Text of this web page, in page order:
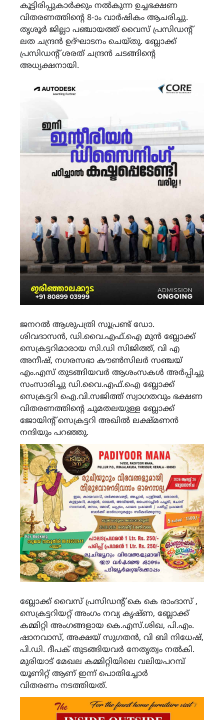
കൂട്ടിരിപ്പുകാർക്കും നൽകുന്ന ഉച്ചഭക്ഷണ
വിതരണത്തിന്റെ 8-ാം വാർഷികം ആചരിച്ചു.
തൃശൂർ ജില്ലാ പഞ്ചായത്ത്‌ വൈസ് പ്രസിഡന്റ്
ലത ചന്ദ്രൻ ഉദ്ഘാടനം ചെയ്തു. ബ്ലോക്ക്‌
പ്രസിഡന്റ് ശരത് ചന്ദ്രൻ ചടങ്ങിന്റെ
അധ്യക്ഷനായി.
ജനറൽ ആശുപത്രി സൂപ്രണ്ട് ഡോ.
ശിവദാസൻ, ഡി.വൈ.എഫ്.ഐ മുൻ ബ്ലോക്ക്‌
സെക്രട്ടറിമാരായ സി.ഡി സിജിത്ത്, വി എ
അനീഷ്, നഗരസഭാ കൗൺസിലർ സഞ്ചയ്
എം.എസ് തുടങ്ങിയവർ ആശംസകൾ അർപ്പിച്ചു
സംസാരിച്ചു ഡി.വൈ.എഫ്.ഐ ബ്ലോക്ക്‌
സെക്രട്ടറി ഐ.വി.സജിത്ത് സ്വാഗതവും ഭക്ഷണ
വിതരണത്തിന്റെ ചുമതലയുള്ള ബ്ലോക്ക്‌
ജോയിന്റ് സെക്രട്ടറി അഖിൽ ലക്ഷ്മണൻ
നന്ദിയും പറഞ്ഞു.
ബ്ലോക്ക്‌ വൈസ് പ്രസിഡന്റ് കെ കെ രാംദാസ് ,
സെക്രട്ടറിയറ്റ് അംഗം നവ്യ കൃഷ്ണ, ബ്ലോക്ക്
കമ്മിറ്റി അംഗങ്ങളായ കെ.എസ്.ശിഖ, പി.എം.
ഷാനവാസ്, അക്ഷയ് സുഗതൻ, വി ബി നിധേഷ്,
പി.ഡി. ദീപക് തുടങ്ങിയവർ നേതൃത്വം നൽകി.
മുരിയാട് മേഖല കമ്മിറ്റിയിലെ വലിയപറമ്പ്
യൂണിറ്റ് ആണ് ഇന്ന് പൊതിച്ചോർ
വിതരണം നടത്തിയത്.